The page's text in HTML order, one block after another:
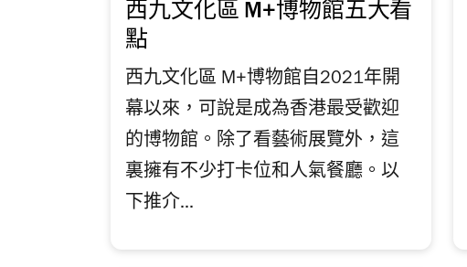
西九文化區 M+博物館五大看
點
西九文化區 M+博物館自2021年開
幕以來，可說是成為香港最受歡迎
的博物館。除了看藝術展覽外，這
裏擁有不少打卡位和人氣餐廳。以
下推介...